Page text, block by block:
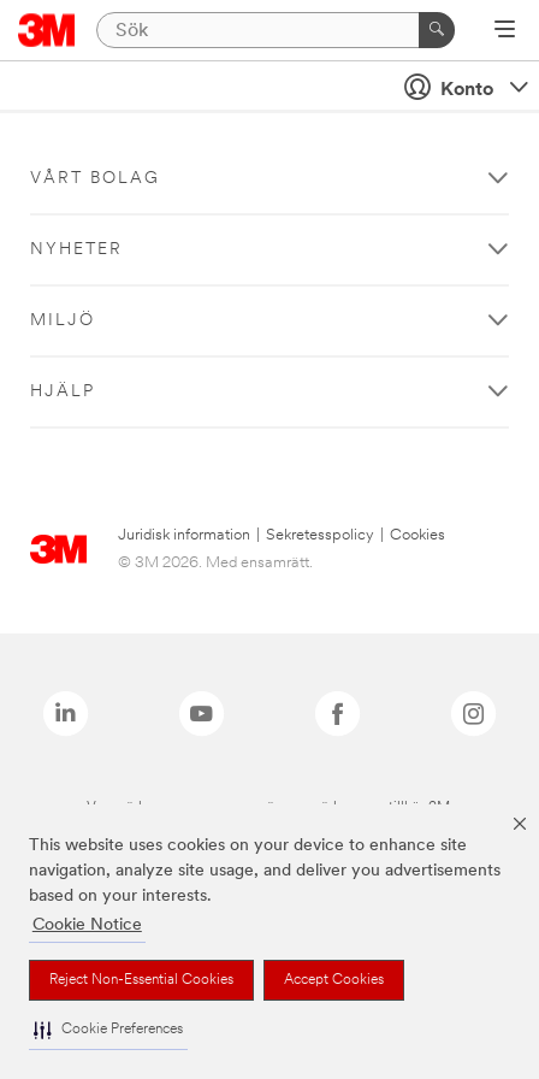
This website uses cookies on your device to enhance site
navigation, analyze site usage, and deliver you advertisements
based on your interests.
Cookie Notice
Reject Non-Essential Cookies Accept Cookies
Cookie Preferences
Konto
VÅRT BOLAG
NYHETER
MILJÖ
HJÄLP
Juridisk information Sekretesspolicy
Cookies
© 3M 2026. Med ensamrätt.
Varumärken som anges ovan är varumärken som tillhör 3M.